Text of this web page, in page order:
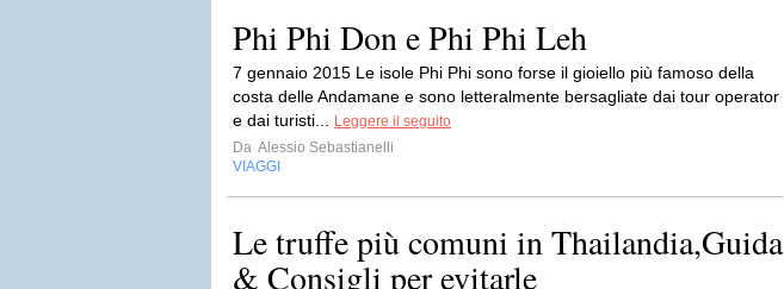
Phi Phi Don e Phi Phi Leh
7 gennaio 2015 Le isole Phi Phi sono forse il gioiello più famoso della
costa delle Andamane e sono letteralmente bersagliate dai tour operator
e dai turisti...
Leggere il seguito
Da Alessio Sebastianelli
VIAGGI
Le truffe più comuni in Thailandia,Guida
& Consigli per evitarle